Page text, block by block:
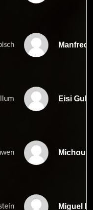
Manfred
Eisi Gulp
Michou
Miguel